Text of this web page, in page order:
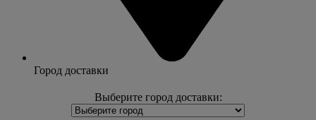
Город доставки
Выберите город доставки: